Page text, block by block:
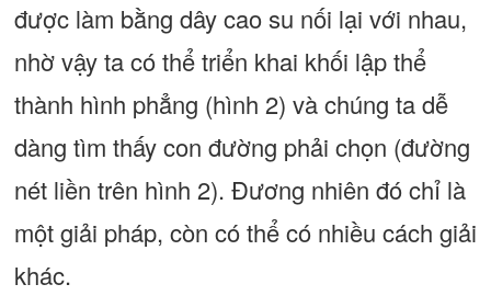
được làm bằng dây cao su nối lại với nhau,
nhờ vậy ta có thể triển khai khối lập thể
thành hình phẳng (hình 2) và chúng ta dễ
dàng tìm thấy con đường phải chọn (đường
nét liền trên hình 2). Đương nhiên đó chỉ là
một giải pháp, còn có thể có nhiều cách giải
khác.